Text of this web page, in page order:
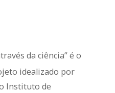
da ciência” é o
idealizado por
Instituto de